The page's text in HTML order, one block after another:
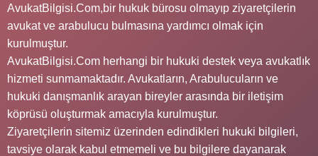
AvukatBilgisi.Com,bir hukuk bürosu olmayıp ziyaretçilerin
avukat ve arabulucu bulmasına yardımcı olmak için
kurulmuştur.
AvukatBilgisi.Com herhangi bir hukuki destek veya avukatlık
hizmeti sunmamaktadır. Avukatların, Arabulucuların ve
hukuki danışmanlık arayan bireyler arasında bir iletişim
köprüsü oluşturmak amacıyla kurulmuştur.
Ziyaretçilerin sitemiz üzerinden edindikleri hukuki bilgileri,
tavsiye olarak kabul etmemeli ve bu bilgilere dayanarak